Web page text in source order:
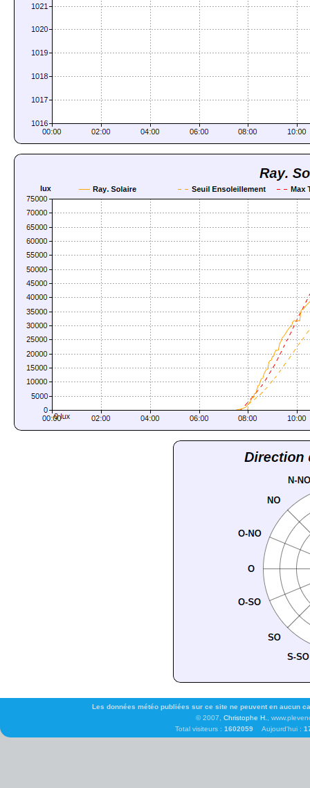
Les données météo publiées sur ce site ne peuvent en aucun
© 2007,Christophe H.,
Total visiteurs : 1602059 Aujourd'hui :